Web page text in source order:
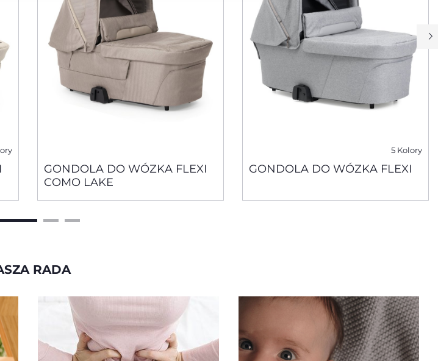
GONDOLA DO WÓZKA FLEXI
COMO LAKE
5 Kolory
GONDOLA DO WÓZKA FLEXI
RADA